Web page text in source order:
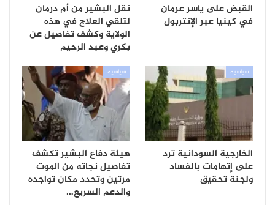
القبض على ياسر عرمان
في كينيا عبر الإنتربول
نقل البشير من أم درمان
لتلقي العلاج في هذه
الولاية وكشف تفاصيل عن
بكري وعبد الرحيم
سياسية
الخارجية السودانية ترد
على إتهامات بالفساد
ولجنة تحقيق
سياسية
هيئة دفاع البشير تكشف
تفاصيل نجاته من الموت
مرتين وتحدد مكان تواجده
والدعم السريع…